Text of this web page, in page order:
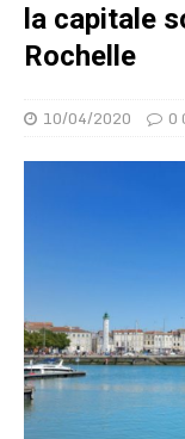
la capitale
Rochelle
10/04/2020 0